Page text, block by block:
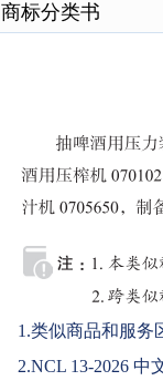
商标分类书
1.类似商品和服务
2.NCL 13-2026 中